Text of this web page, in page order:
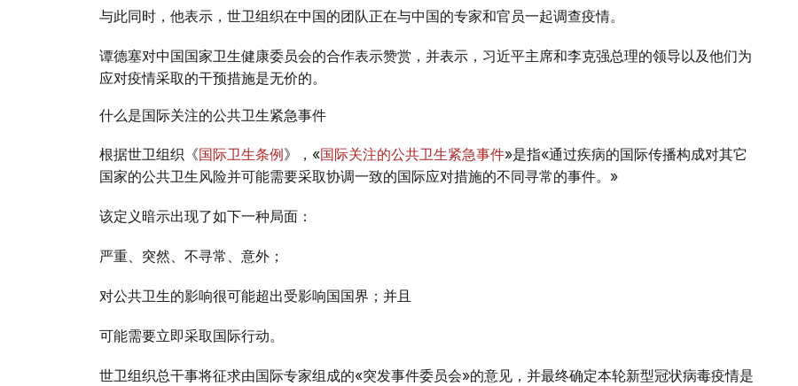
与此同时，他表示，世卫组织在中国的团队正在与中国的专家和官员一起调查疫情。
谭德塞对中国国家卫生健康委员会的合作表示赞赏，并表示，习近平主席和李克强总理的领导以及他们为
应对疫情采取的干预措施是无价的。
什么是国际关注的公共卫生紧急事件
根据世卫组织《国际卫生条例》，«国际关注的公共卫生紧急事件»是指«通过疾病的国际传播构成对其它
国家的公共卫生风险并可能需要采取协调一致的国际应对措施的不同寻常的事件。»
该定义暗示出现了如下一种局面：
严重、突然、不寻常、意外；
对公共卫生的影响很可能超出受影响国国界；并且
可能需要立即采取国际行动。
世卫组织总干事将征求由国际专家组成的«突发事件委员会»的意见，并最终确定本轮新型冠状病毒疫情是